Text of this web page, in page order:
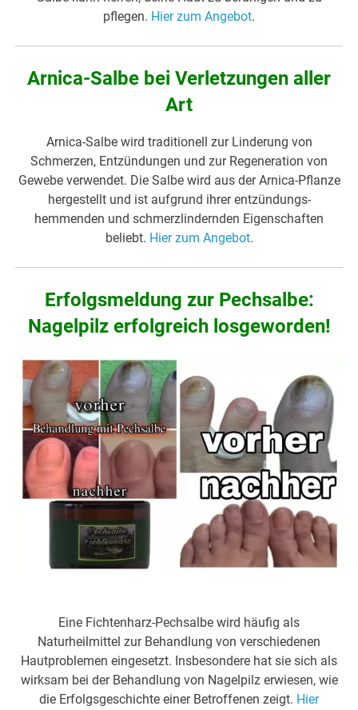
pflegen. Hier zum Angebot.
Arnica-Salbe bei Verletzungen aller
Art
Arnica-Salbe wird traditionell zur Linderung von
Schmerzen, Entzündungen und zur Regeneration von
Gewebe verwendet. Die Salbe wird aus der Arnica-Pflanze
hergestellt und ist aufgrund ihrer entzündungs-
hemmenden und schmerzlindernden Eigenschaften
beliebt. Hier zum Angebot.
Erfolgsmeldung zur Pechsalbe:
Nagelpilz erfolgreich losgeworden!
Eine Fichtenharz-Pechsalbe wird häufig als
Naturheilmittel zur Behandlung von verschiedenen
Hautproblemen eingesetzt. Insbesondere hat sie sich als
wirksam bei der Behandlung von Nagelpilz erwiesen, wie
die Erfolgsgeschichte einer Betroffenen zeigt. Hier